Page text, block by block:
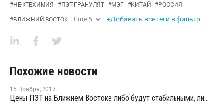
#НЕФТЕХИМИЯ #ПЭТ-ГРАНУЛЯТ #МЭГ #КИТАЙ #РОССИЯ
#БЛИЖНИЙ ВОСТОК Еще 5 +Добавить все теги в фильтр
Похожие новости
15 Ноября, 2017
Цены ПЭТ на Ближнем Востоке либо будут стабильными, либо вырастут